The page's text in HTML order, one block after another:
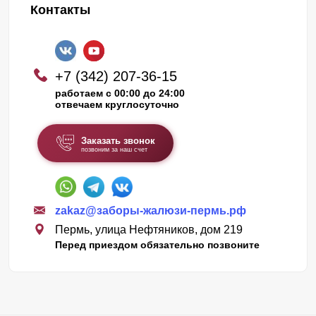
Контакты
+7 (342) 207-36-15
работаем с 00:00 до 24:00
отвечаем круглосуточно
Заказать звонок
позвоним за наш счет
zakaz@заборы-жалюзи-пермь.рф
Пермь, улица Нефтяников, дом 219
Перед приездом обязательно позвоните